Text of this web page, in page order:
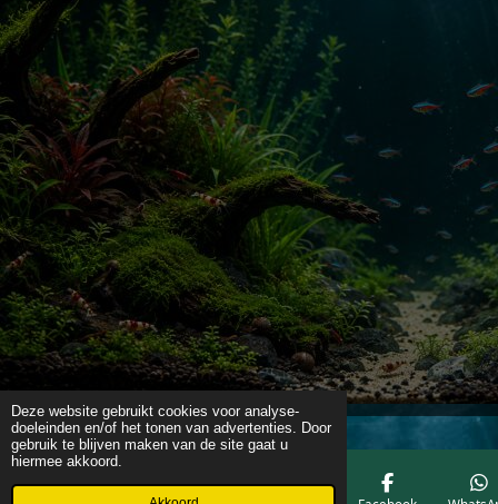
Deze website gebruikt cookies voor analyse-
doeleinden en/of het tonen van advertenties. Door
gebruik te blijven maken van de site gaat u
hiermee akkoord.